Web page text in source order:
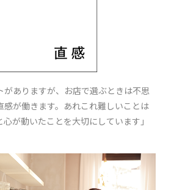
がありますが、お店で選ぶときは不思
感が働きます。あれこれ難しいことは
が動いたことを大切にしています」